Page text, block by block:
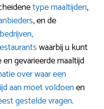
type maaltijden,
, en de
waarbij u kunt
gevarieerde maaltijd
over waar een
aan moet voldoenen
gestelde vragen.